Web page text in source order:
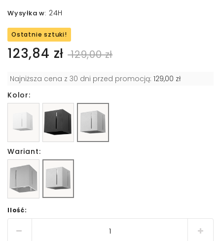
Wysyłka w: 24H
Ostatnie sztuki!
123,84 zł 129,00 zł
Najniższa cena z 30 dni przed promocją: 129,00 zł
Kolor:
Wariant:
Ilość: